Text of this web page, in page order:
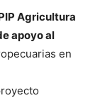
Agricultura
apoyo al
en